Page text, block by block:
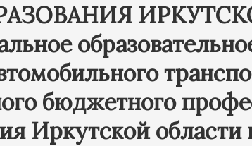
бюджетного
Иркутской области